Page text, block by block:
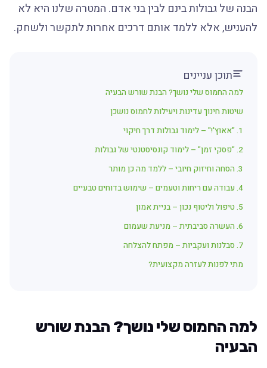
הבנה של גבולות בינם לבין בני אדם. המטרה שלנו היא לא
להעניש, אלא ללמד אותם דרכים אחרות לתקשר ולשחק.
תוכן עניינים
למה החמוס שלי נושך? הבנת שורש הבעיה
שיטות חינוך עדינות ויעילות לחמוס נושכן
2. "פסקי זמן" – לימוד קונסיסטנטי של גבולות
4. עבודה עם ריחות וטעמים – שימוש בדוחים טבעיים
7. סבלנות ועקביות – מפתח להצלחה
מתי לפנות לעזרה מקצועית?
למה החמוס שלי נושך? הבנת שורש
הבעיה